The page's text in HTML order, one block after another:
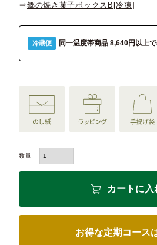
⇒郷の焼き菓子ボックスB[冷凍]
冷蔵便 同一温度帯商品 8,640円以上
カートに入
お得な定期コース